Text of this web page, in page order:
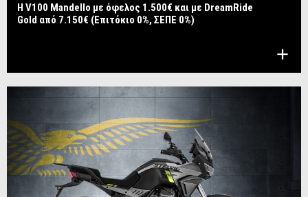
Η V100 Mandello με όφελος 1.500€ και με DreamRide
Gold από 7.150€ (Επιτόκιο 0%, ΣΕΠΕ 0%)